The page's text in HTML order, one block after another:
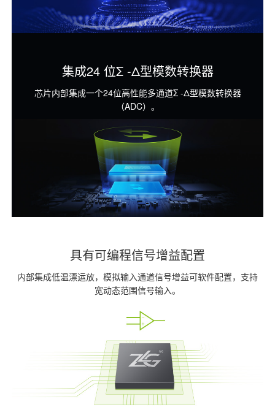
集成24 位Σ -Δ型模数转换器
芯片内部集成一个24位高性能多通道Σ -Δ型模数转换器
（ADC）。
具有可编程信号增益配置
内部集成低温漂运放，模拟输入通道信号增益可软件配置，支持
宽动态范围信号输入。